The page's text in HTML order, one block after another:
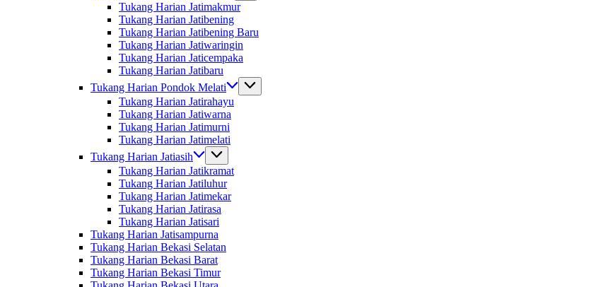
Tukang Harian Jatimakmur
Tukang Harian Jatibening
Tukang Harian Jatibening Baru
Tukang Harian Jatiwaringin
Tukang Harian Jaticempaka
Tukang Harian Jatibaru
Tukang Harian Pondok Melati
Tukang Harian Jatirahayu
Tukang Harian Jatiwarna
Tukang Harian Jatimurni
Tukang Harian Jatimelati
Tukang Harian Jatiasih
Tukang Harian Jatikramat
Tukang Harian Jatiluhur
Tukang Harian Jatimekar
Tukang Harian Jatirasa
Tukang Harian Jatisari
Tukang Harian Jatisampurna
Tukang Harian Bekasi Selatan
Tukang Harian Bekasi Barat
Tukang Harian Bekasi Timur